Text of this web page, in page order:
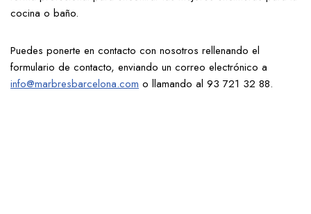
cocina o baño.
Puedes ponerte en contacto con nosotros rellenando el
formulario de contacto, enviando un correo electrónico a
info@marbresbarcelona.com o llamando al 93 721 32 88.